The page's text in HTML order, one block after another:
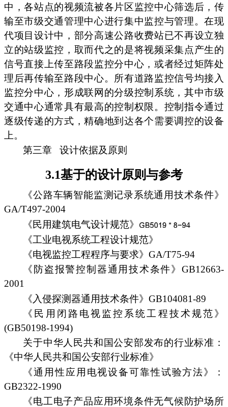
中，各站点的视频流被各片区监控中心筛选后，传
输至市级交通管理中心进行集中监控与管理。在现
代项目设计中，部分高速公路收费站已不再设立独
立的站级监控，取而代之的是将视频采集点产生的
信号直接上传至路段监控分中心，或者经过矩阵处
理后再传输至路段中心。所有道路监控信号均接入
监控分中心，形成联网的分级控制系统，其中市级
交通中心通常具有最高的控制权限。控制指令通过
逐级传递的方式，精确地到达各个需要调控的设备
上。
第三章
设计依据及原则
3.1基于的设计原则与参考
《公路车辆智能监测记录系统通用技术条件》
GA/T497-2004
《民用建筑电气设计规范》
《工业电视系统工程设计规范》
《电视监控工程程序与要求》GA/T75-94
《防盗报警控制器通用技术条件》GB12663-
2001
《入侵探测器通用技术条件》GB104081-89
《民用闭路电视监控系统工程技术规范》
(GB50198-1994)
关于中华人民共和国公安部发布的行业标准：
《中华人民共和国公安部行业标准》
《通用性应用电视设备可靠性试验方法》：
GB2322-1990
《电工电子产品应用环境条件无气候防护场所